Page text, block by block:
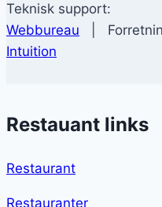
Teknisk support:
Webbureau |
Intuition
Restauant links
Restaurant
Restauranter